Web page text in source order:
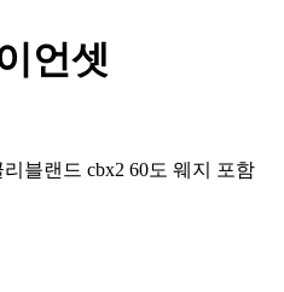
언셋
블랜드 cbx2 60도 웨지 포함